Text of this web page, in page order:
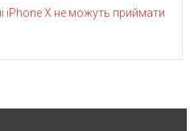
iPhone X не можуть приймати